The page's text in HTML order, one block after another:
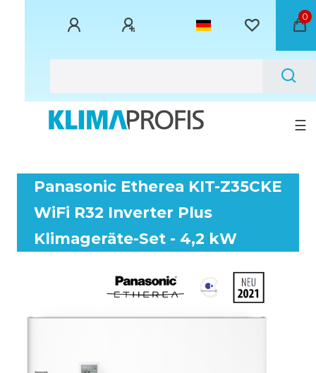
0
☰
Panasonic Etherea KIT-Z35CKE
WiFi R32 Inverter Plus
Klimageräte-Set - 4,2 kW